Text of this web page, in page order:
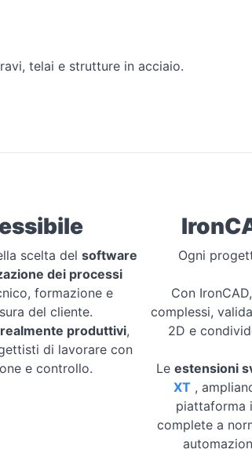
telai e strutture in acciaio.
scelta delsoftware
dei processi
formazione e
del cliente.
produttivi,
di lavorare con
e controllo.
Ogni
Con
complessi,
2D e
Le estensioni
XT ,
piattaforma
complete a